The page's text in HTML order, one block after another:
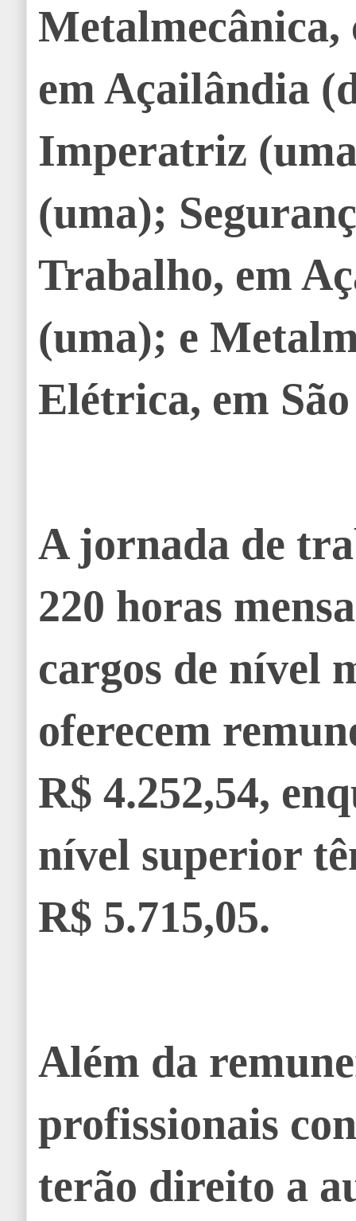
Metalmecânica,
em Açailândia
Imperatriz
(uma);
Trabalho, em
(uma); e
Elétrica, em
A jornada de
220 horas
cargos de nível
oferecem
R$ 4.252,54,
nível superior
R$ 5.715,05.
Além da
profissionais
terão direito a